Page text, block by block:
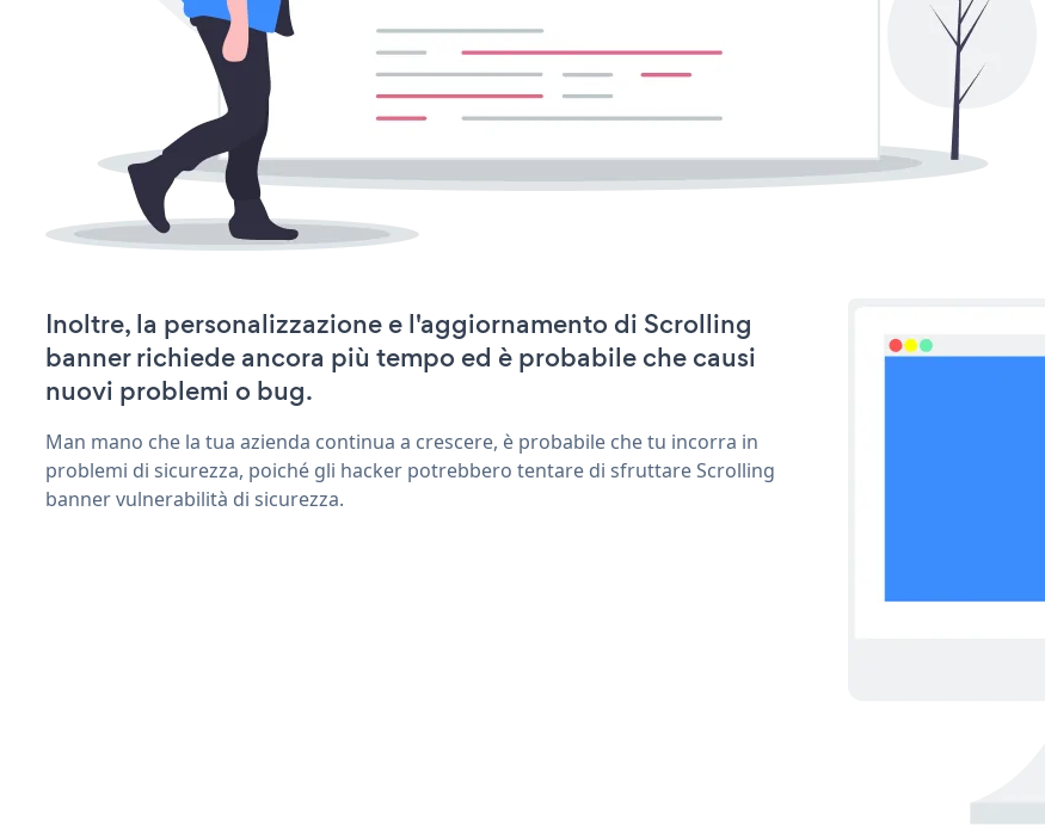
Inoltre, la personalizzazione e l'aggiornamento di Scrolling
banner richiede ancora più tempo ed è probabile che causi
nuovi problemi o bug.
Man mano che la tua azienda continua a crescere, è probabile che tu incorra in
problemi di sicurezza, poiché gli hacker potrebbero tentare di sfruttare Scrolling
banner vulnerabilità di sicurezza.